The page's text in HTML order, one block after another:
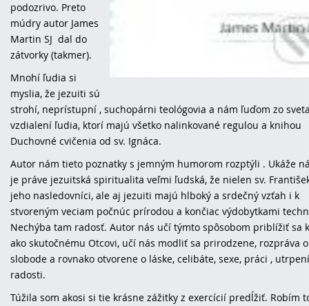
podozrivo. Preto
múdry autor James
Martin SJ dal do
zátvorky (takmer).
Mnohí ľudia si
myslia, že jezuiti sú
strohí, neprístupní , suchopárni teológovia a nám ľuďom zo
vzdialení ľudia, ktorí majú všetko nalinkované regulou a knihou
Duchovné cvičenia od sv. Ignáca.
Autor nám tieto poznatky s jemným humorom rozptýli . Ukáže
je práve jezuitská spiritualita veľmi ľudská, že nielen sv.
jeho nasledovníci, ale aj jezuiti majú hlboký a srdečný vzťah i k
stvoreným veciam počnúc prírodou a končiac výdobytkami
Nechýba tam radosť. Autor nás učí týmto spôsobom priblížiť sa
ako skutočnému Otcovi, učí nás modliť sa prirodzene, rozpráva o
slobode a rovnako otvorene o láske, celibáte, sexe, práci ,
radosti.
Túžila som akosi si tie krásne zážitky z exercícií predĺžiť. Robím